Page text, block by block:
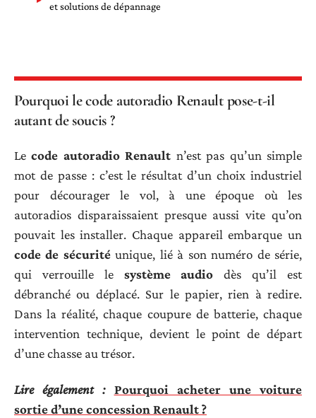
et solutions de dépannage
Pourquoi le code autoradio Renault pose-t-il
autant de soucis ?
Lecode autoradio Renault n’est pas qu’un simple
mot de passe : c’est le résultat d’un choix industriel
pour décourager le vol, à une époque où les
autoradios disparaissaient presque aussi vite qu’on
pouvait les installer. Chaque appareil embarque un
code de sécuritéunique, lié à son numéro de série,
qui verrouille le système audio dès qu’il est
débranché ou déplacé. Sur le papier, rien à redire.
Dans la réalité, chaque coupure de batterie, chaque
intervention technique, devient le point de départ
d’une chasse au trésor.
Lire également :
Pourquoi acheter une voiture
sortie d’une concession Renault ?